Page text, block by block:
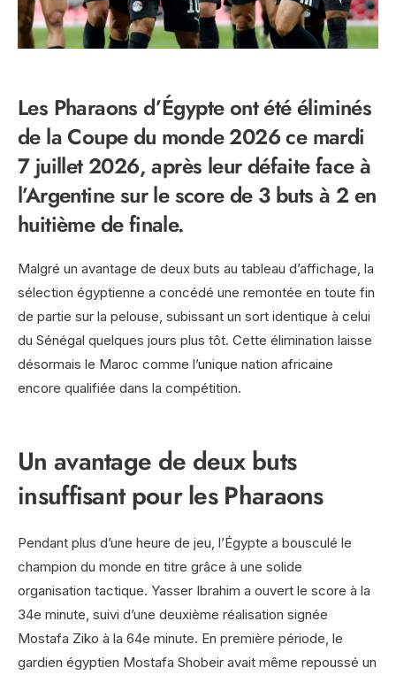
Les Pharaons d’Égypte ont été éliminés
de la Coupe du monde 2026 ce mardi
7 juillet 2026, après leur défaite face à
l’Argentine sur le score de 3 buts à 2 en
huitième de finale.
Malgré un avantage de deux buts au tableau d’affichage, la
sélection égyptienne a concédé une remontée en toute fin
de partie sur la pelouse, subissant un sort identique à celui
du Sénégal quelques jours plus tôt. Cette élimination laisse
désormais le Maroc comme l’unique nation africaine
encore qualifiée dans la compétition.
Un avantage de deux buts
insuffisant pour les Pharaons
Pendant plus d’une heure de jeu, l’Égypte a bousculé le
champion du monde en titre grâce à une solide
organisation tactique. Yasser Ibrahim a ouvert le score à la
34e minute, suivi d’une deuxième réalisation signée
Mostafa Ziko à la 64e minute. En première période, le
gardien égyptien Mostafa Shobeir avait même repoussé un